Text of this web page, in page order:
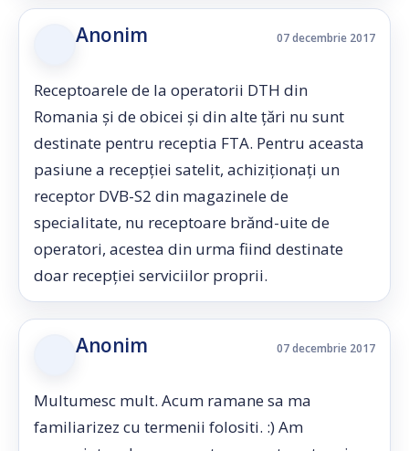
Anonim 07 decembrie 2017
Receptoarele de la operatorii DTH din
Romania și de obicei și din alte țări nu sunt
destinate pentru receptia FTA. Pentru aceasta
pasiune a recepției satelit, achiziționați un
receptor DVB-S2 din magazinele de
specialitate, nu receptoare brănd-uite de
operatori, acestea din urma fiind destinate
doar recepției serviciilor proprii.
Anonim 07 decembrie 2017
Multumesc mult. Acum ramane sa ma
familiarizez cu termenii folositi. :) Am